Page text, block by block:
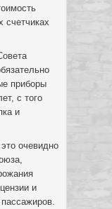
счетчиках
приборы
с того
и
очевидно
и